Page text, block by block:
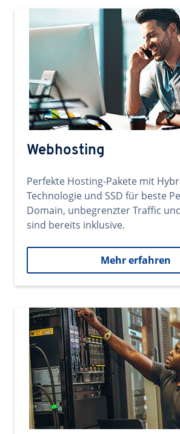
Webhosting
Perfekte Hosting-Pakete mit
Technologie und SSD für beste
Domain, unbegrenzter Traffic
sind bereits inklusive.
Mehr erfahren